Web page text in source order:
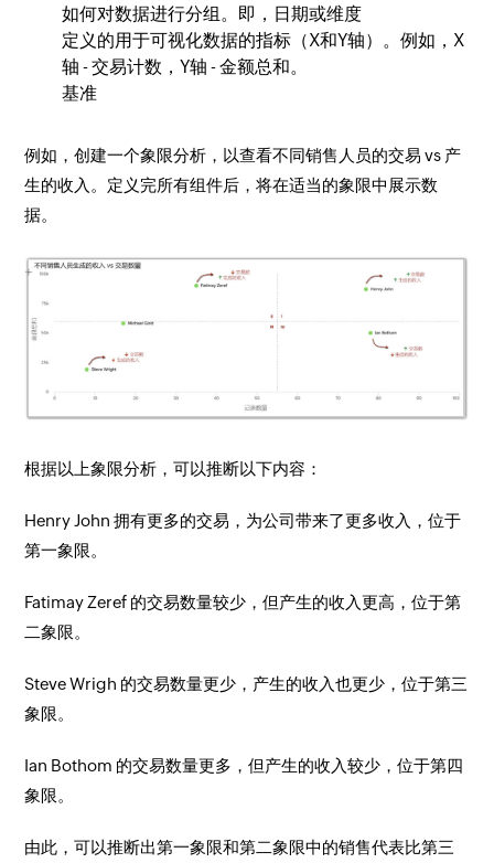
如何对数据进行分组。即，日期或维度
定义的用于可视化数据的指标（X和Y轴）。例如，X
轴 - 交易计数，Y轴 - 金额总和。
基准
例如，创建一个象限分析，以查看不同销售人员的交易 vs 产
生的收入。定义完所有组件后，将在适当的象限中展示数
据。
根据以上象限分析，可以推断以下内容：
Henry John 拥有更多的交易，为公司带来了更多收入，位于
第一象限。
Fatimay Zeref 的交易数量较少，但产生的收入更高，位于第
二象限。
Steve Wrigh 的交易数量更少，产生的收入也更少，位于第三
象限。
Ian Bothom 的交易数量更多，但产生的收入较少，位于第四
象限。
由此，可以推断出第一象限和第二象限中的销售代表比第三